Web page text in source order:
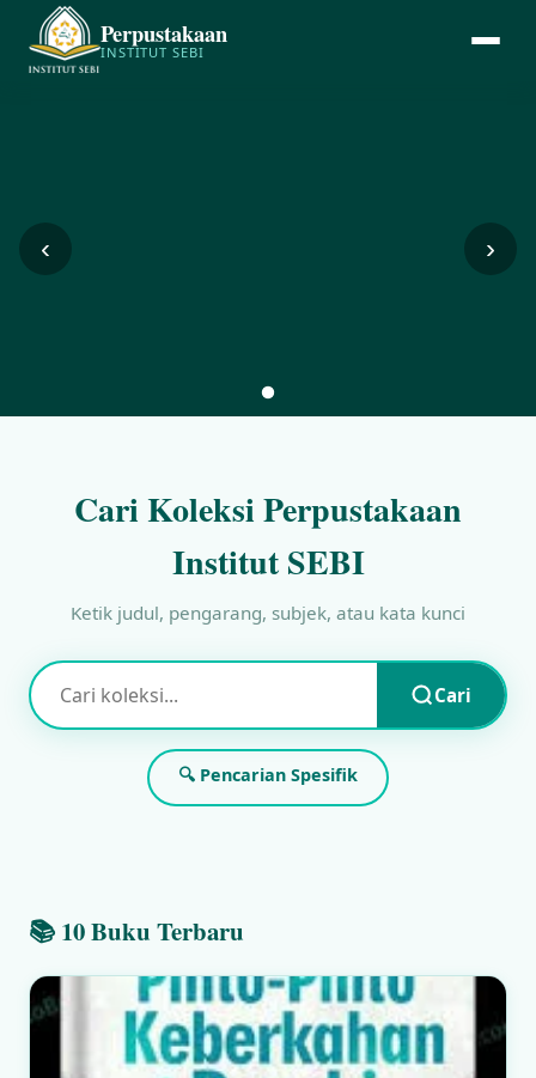
Perpustakaan
INSTITUT SEBI
‹ ›
Cari Koleksi Perpustakaan
Institut SEBI
Ketik judul, pengarang, subjek, atau kata kunci
Cari
🔍 Pencarian Spesifik
📚 10 Buku Terbaru